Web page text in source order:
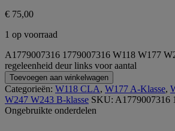
€ 75,00
1 op voorraad
A1779007316 1779007316 W118 W177
regeleenheid deur links voor aantal
Toevoegen aan winkelwagen
Categorieën: W118 CLA, W177 A-Klasse,
W247 W243 B-klasse SKU: A1779007316
Ongebruikte onderdelen